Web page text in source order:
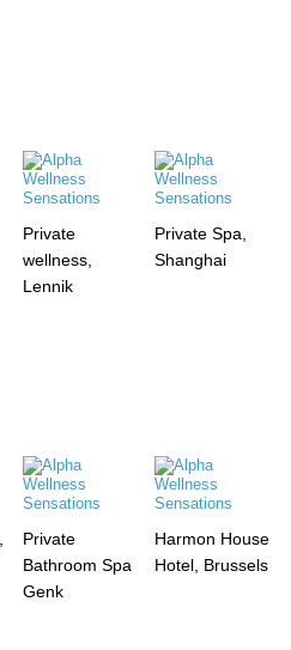
Private
wellness,
Lennik
Private Spa,
Shanghai
Private
Bathroom Spa
Genk
Harmon House
Hotel, Brussels